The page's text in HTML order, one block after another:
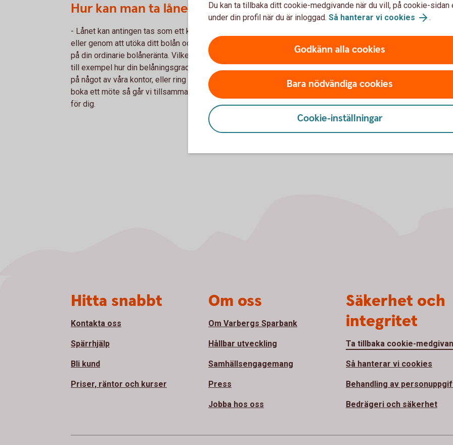
Hur kan man ta lånet?
- Lånet kan antingen tas som ett konsumtionslån utan säkerhet i bostaden,
eller genom att utöka ditt bolån och då få ytterligare -0,15 procentenheter
på din ordinarie bolåneränta. Vilket alternativ som passar dig kan bero på
till exempel hur din belåningsgrad eller ditt amorteringskrav ser ut. Kom in
på något av våra kontor, eller ring Telefonbanken, 0340-66 60 00 för att
boka ett möte så går vi tillsammans igenom vilket alternativ som är bäst
för dig.
Du kan ta tillbaka ditt cookie-medgivande när du vill, på cookie-sidan
under din profil när du är inloggad. Så hanterar vi cookies .
Godkänn alla cookies
Bara nödvändiga cookies
Cookie-inställningar
Hitta snabbt
Kontakta oss
Spärrhjälp
Bli kund
Priser, räntor och kurser
Om oss
Om Varbergs Sparbank
Hållbar utveckling
Samhällsengagemang
Press
Jobba hos oss
Säkerhet och
integritet
Ta tillbaka cookie-
Så hanterar vi cookies
Behandling av
Bedrägeri och säkerhet